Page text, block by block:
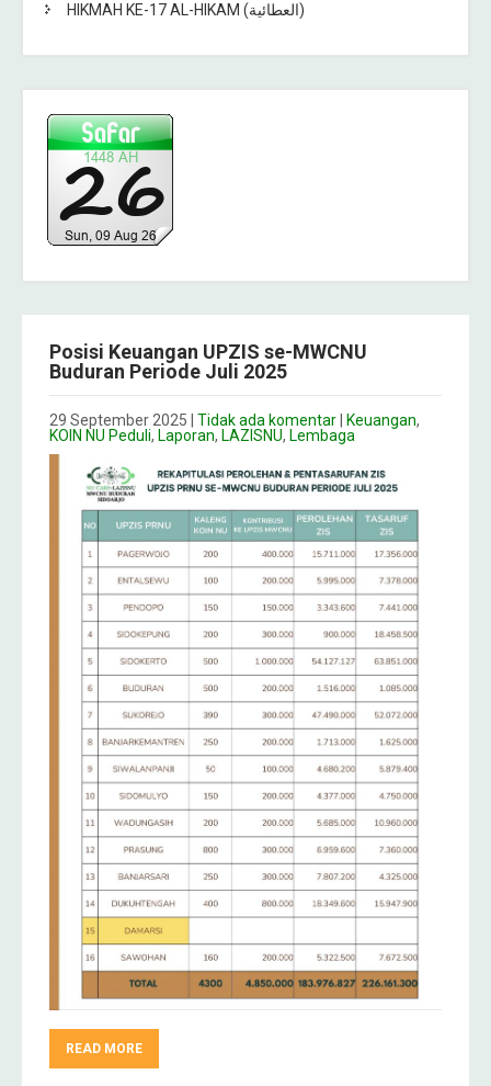
HIKMAH KE-17 AL-HIKAM (العطائية)
Posisi Keuangan UPZIS se-MWCNU
Buduran Periode Juli 2025
29 September 2025 Tidak ada komentar Keuangan,
KOIN NU Peduli, Laporan, LAZISNU, Lembaga
READ MORE